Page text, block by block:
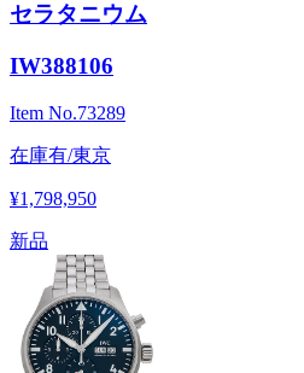
セラタニウム
IW388106
Item No.73289
在庫有/東京
¥1,798,950
新品